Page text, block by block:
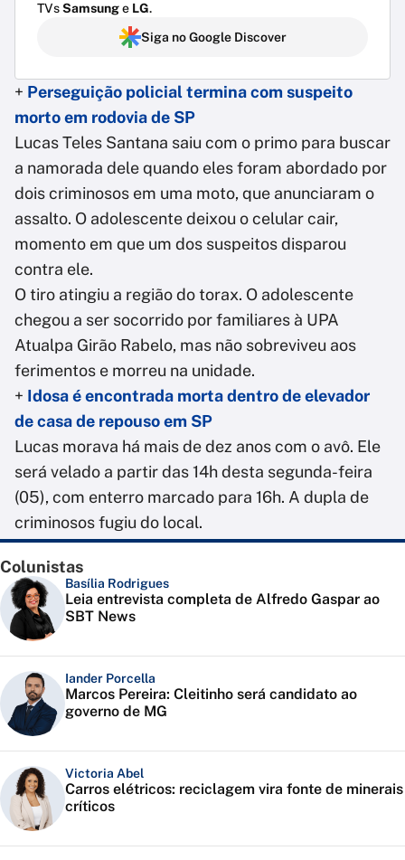
TVsSamsunge LG.
Siga no Google Discover
+ Perseguição policial termina com suspeito
morto em rodovia de SP
Lucas Teles Santana saiu com o primo para buscar
a namorada dele quando eles foram abordado por
dois criminosos em uma moto, que anunciaram o
assalto. O adolescente deixou o celular cair,
momento em que um dos suspeitos disparou
contra ele.
O tiro atingiu a região do torax. O adolescente
chegou a ser socorrido por familiares à UPA
Atualpa Girão Rabelo, mas não sobreviveu aos
ferimentos e morreu na unidade.
+ Idosa é encontrada morta dentro de elevador
de casa de repouso em SP
Lucas morava há mais de dez anos com o avô. Ele
será velado a partir das 14h desta segunda-feira
(05), com enterro marcado para 16h. A dupla de
criminosos fugiu do local.
Colunistas
Basília Rodrigues
Leia entrevista completa de Alfredo Gaspar ao
SBT News
Iander Porcella
Marcos Pereira: Cleitinho será candidato ao
governo de MG
Victoria Abel
Carros elétricos: reciclagem vira fonte de minerais
críticos